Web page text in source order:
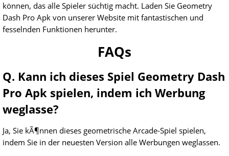
können, das alle Spieler süchtig macht. Laden Sie Geometry
Dash Pro Apk von unserer Website mit fantastischen und
fesselnden Funktionen herunter.
FAQs
Q. Kann ich dieses Spiel Geometry Dash
Pro Apk spielen, indem ich Werbung
weglasse?
Ja, Sie kÃ¶nnen dieses geometrische Arcade-Spiel spielen,
indem Sie in der neuesten Version alle Werbungen weglassen.